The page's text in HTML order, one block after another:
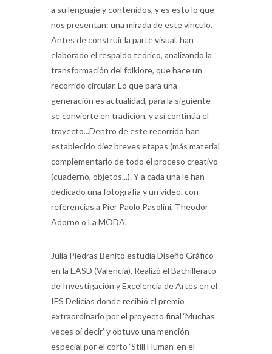
a su lenguaje y contenidos, y es esto lo que
nos presentan: una mirada de este vínculo.
Antes de construir la parte visual, han
elaborado el respaldo teórico, analizando la
transformación del folklore, que hace un
recorrido circular. Lo que para una
generación es actualidad, para la siguiente
se convierte en tradición, y así continúa el
trayecto...Dentro de este recorrido han
establecido diez breves etapas (más material
complementario de todo el proceso creativo
(cuaderno, objetos...). Y a cada una le han
dedicado una fotografía y un vídeo, con
referencias a Pier Paolo Pasolini, Theodor
Adorno o La MODA.
Julia Piedras Benito estudia Diseño Gráfico
en la EASD (Valencia). Realizó el Bachillerato
de Investigación y Excelencia de Artes en el
IES Delicias donde recibió el premio
extraordinario por el proyecto final ‘Muchas
veces oí decir’ y obtuvo una mención
especial por el corto ‘Still Human’ en el